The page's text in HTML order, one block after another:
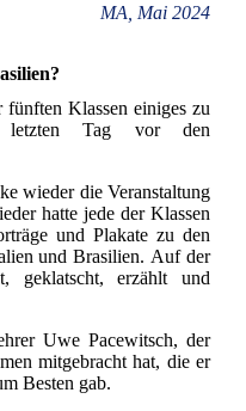
MA, Mai 2024
Klassen einiges zu
letzten Tag vor den
wieder die Veranstaltung
hatte jede der Klassen
und Plakate zu den
und Brasilien. Auf der
geklatscht, erzählt und
Uwe Pacewitsch, der
mitgebracht hat, die er
Besten gab.